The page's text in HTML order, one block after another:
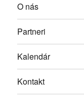
O nás
Partneri
Kalendár
Kontakt